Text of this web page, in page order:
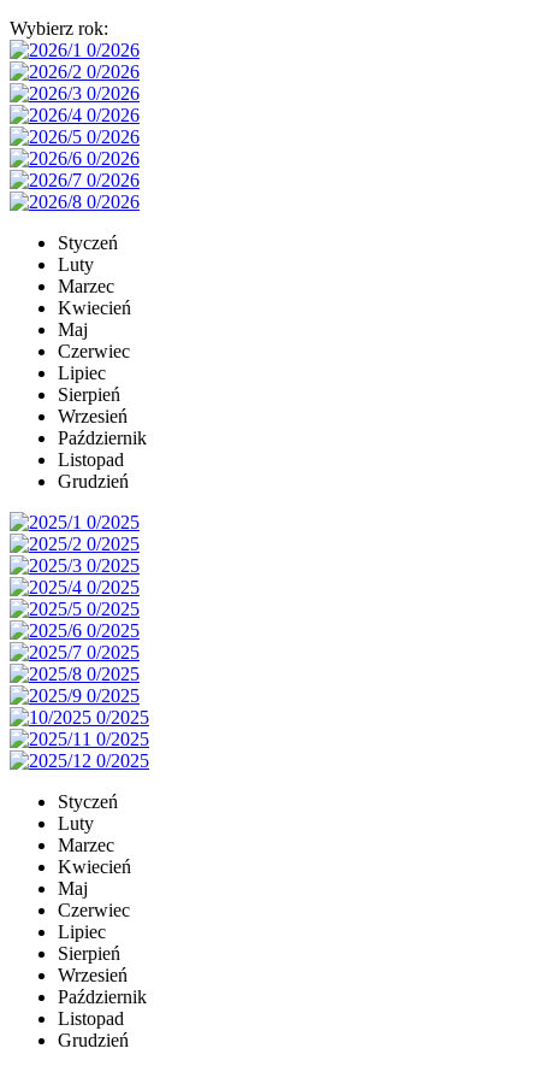
Wybierz rok:
Styczeń
Luty
Marzec
Kwiecień
Maj
Czerwiec
Lipiec
Sierpień
Wrzesień
Październik
Listopad
Grudzień
Styczeń
Luty
Marzec
Kwiecień
Maj
Czerwiec
Lipiec
Sierpień
Wrzesień
Październik
Listopad
Grudzień